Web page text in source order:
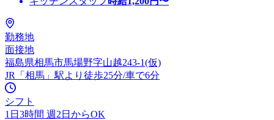
勤務地
面接地
福島県相馬市馬場野字山越243-1(仮)
JR「相馬」駅より徒歩25分/車で6分
シフト
1日3時間 週2日からOK